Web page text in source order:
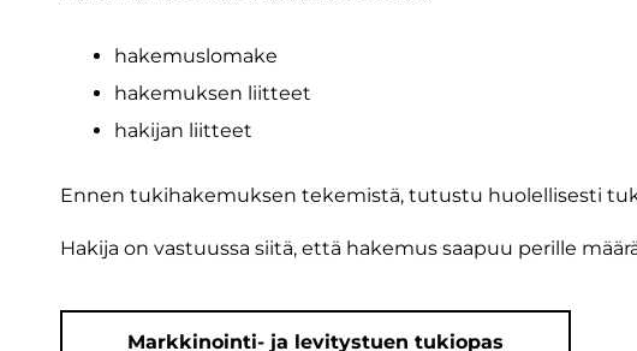
hakemuslomake
hakemuksen liitteet
hakijan liitteet
Ennen tukihakemuksen tekemistä, tutustu huolellisesti
Hakija on vastuussa siitä, että hakemus saapuu perille
Markkinointi- ja levitystuen tukiopas